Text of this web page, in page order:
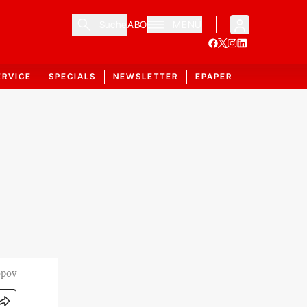
ABO
SPECIALS NEWSLETTER EPAPER